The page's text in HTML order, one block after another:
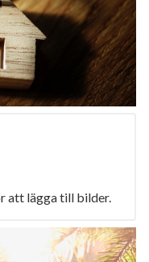
att lägga till bilder.